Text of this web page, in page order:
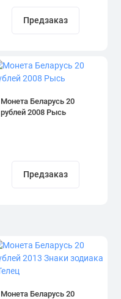
Предзаказ
Монета Беларусь 20
рублей 2008 Рысь
Предзаказ
Монета Беларусь 20